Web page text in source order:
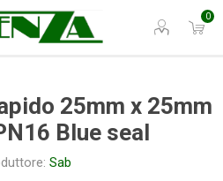
0
25mm x 25mm
Blue seal
Sab